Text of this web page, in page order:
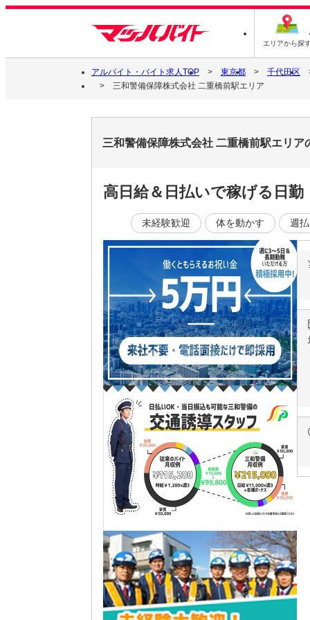
エリアから探
アルバイト・バイト求人TOP 東京都
千代田区
三和警備保障株式会社 二重橋前駅エリア
三和警備保障株式会社 二重橋前駅エリア
高日給＆日払いで稼げる日
未経験歓迎 体を動かす 週